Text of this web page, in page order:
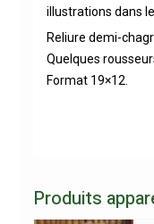
illustrations dans
Reliure demi-
Quelques
Format 19×12.
Produits